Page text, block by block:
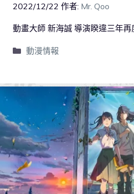
2022/12/22 作者: Mr. Qoo
動畫大師 新海誠 導演睽違三年再
動漫情報